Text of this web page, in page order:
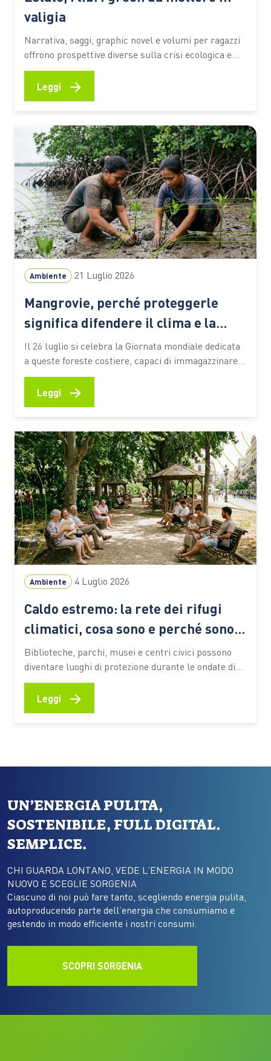
valigia
Narrativa, saggi, graphic novel e volumi per ragazzi
offrono prospettive diverse sulla crisi ecologica e
sul rapporto tra persone e ambiente. I titoli
premiati dal Premio Demetra 2026 diventano una
chi mette in valigia un…
Leggi →
Ambiente 21 Luglio 2026
Mangrovie, perché proteggerle
significa difendere il clima e la
biodiversità
Il 26 luglio si celebra la Giornata mondiale dedicata
a queste foreste costiere, capaci di immagazzinare
CO2, attenuare gli effetti degli eventi estremi e
sostenere la vita e le economie di milioni di persone
territori…
Leggi →
Ambiente 4 Luglio 2026
Caldo estremo: la rete dei rifugi
climatici, cosa sono e perché sono
sempre più importanti
Biblioteche, parchi, musei e centri civici possono
diventare luoghi di protezione durante le ondate di
calore. Ecco come funzionano queste reti urbane,
quali benefici offrono alle persone più vulnerabili e
Leggi →
UN’ENERGIA PULITA,
SOSTENIBILE, FULL DIGITAL.
SEMPLICE.
CHI GUARDA LONTANO, VEDE L’ENERGIA IN MODO
NUOVO E SCEGLIE SORGENIA
Ciascuno di noi può fare tanto, scegliendo energia pulita,
autoproducendo parte dell’energia che consumiamo e
gestendo in modo efficiente i nostri consumi.
SCOPRI SORGENIA